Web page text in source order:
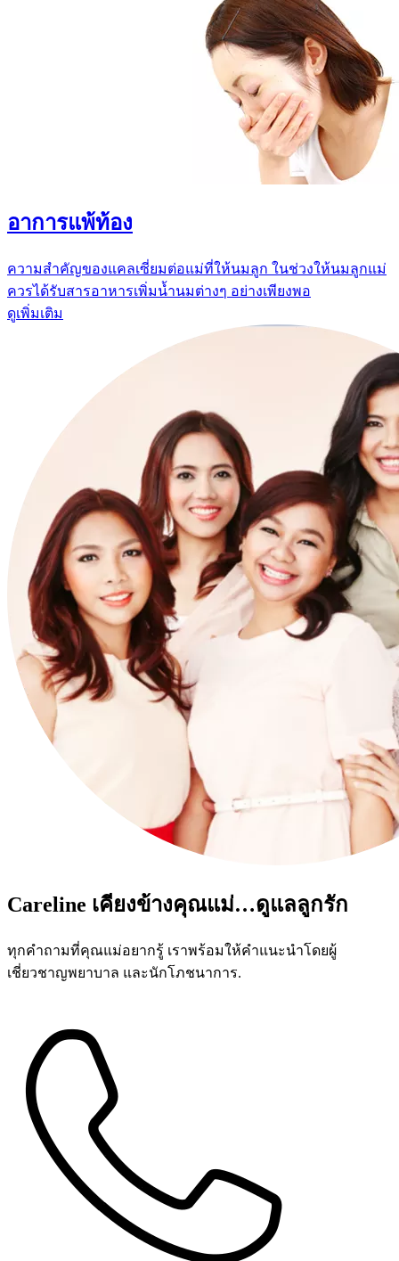
อาการแพ้ท้อง
ความสำคัญของแคลเซี่ยมต่อแม่ที่ให้นมลูก ในช่วงให้นมลูกแม่
ควรได้รับสารอาหารเพิ่มน้ำนมต่างๆ อย่างเพียงพอ
ดูเพิ่มเติม
Careline เคียงข้างคุณแม่…ดูแลลูกรัก
ทุกคำถามที่คุณแม่อยากรู้ เราพร้อมให้คำแนะนำโดยผู้
เชี่ยวชาญพยาบาล และนักโภชนาการ.